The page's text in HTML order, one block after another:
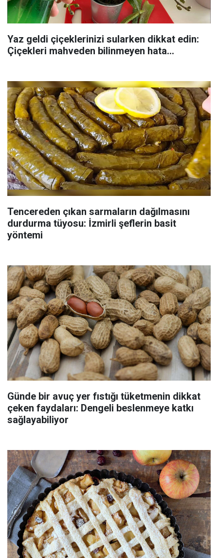
Yaz geldi çiçeklerinizi sularken dikkat edin:
Çiçekleri mahveden bilinmeyen hata...
Tencereden çıkan sarmaların dağılmasını
durdurma tüyosu: İzmirli şeflerin basit
yöntemi
Günde bir avuç yer fıstığı tüketmenin dikkat
çeken faydaları: Dengeli beslenmeye katkı
sağlayabiliyor